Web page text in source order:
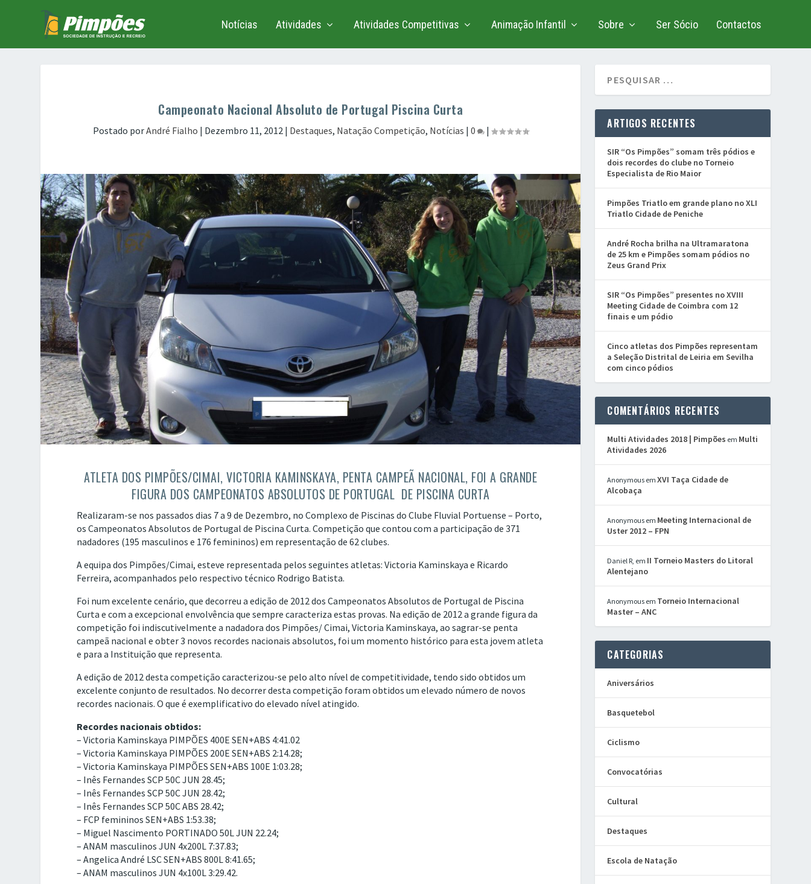
Notícias Atividades Atividades Competitivas Animação Infantil Sobre Ser Sócio Contactos
Campeonato Nacional Absoluto de Portugal Piscina Curta
Postado porAndré Fialho | Dezembro 11, 2012| Destaques, Natação Competição, Notícias | 0 |
ATLETA DOS PIMPÕES/CIMAI, VICTORIA KAMINSKAYA, PENTA CAMPEÃ NACIONAL, FOI A GRANDE
FIGURA DOS CAMPEONATOS ABSOLUTOS DE PORTUGAL DE PISCINA CURTA
Realizaram-se nos passados dias 7 a 9 de Dezembro, no Complexo de Piscinas do Clube Fluvial Portuense – Porto,
os Campeonatos Absolutos de Portugal de Piscina Curta. Competição que contou com a participação de 371
nadadores (195 masculinos e 176 femininos) em representação de 62 clubes.
A equipa dos Pimpões/Cimai, esteve representada pelos seguintes atletas: Victoria Kaminskaya e Ricardo
Ferreira, acompanhados pelo respectivo técnico Rodrigo Batista.
Foi num excelente cenário, que decorreu a edição de 2012 dos Campeonatos Absolutos de Portugal de Piscina
Curta e com a excepcional envolvência que sempre caracteriza estas provas. Na edição de 2012 a grande figura da
competição foi indiscutivelmente a nadadora dos Pimpões/ Cimai, Victoria Kaminskaya, ao sagrar-se penta
campeã nacional e obter 3 novos recordes nacionais absolutos, foi um momento histórico para esta jovem atleta
e para a Instituição que representa.
A edição de 2012 desta competição caracterizou-se pelo alto nível de competitividade, tendo sido obtidos um
excelente conjunto de resultados. No decorrer desta competição foram obtidos um elevado número de novos
recordes nacionais. O que é exemplificativo do elevado nível atingido.
Recordes nacionais obtidos:
– Victoria Kaminskaya PIMPÕES 400E SEN+ABS 4:41.02
– Victoria Kaminskaya PIMPÕES 200E SEN+ABS 2:14.28;
– Victoria Kaminskaya PIMPÕES SEN+ABS 100E 1:03.28;
– Inês Fernandes SCP 50C JUN 28.45;
– Inês Fernandes SCP 50C JUN 28.42;
– Inês Fernandes SCP 50C ABS 28.42;
– FCP femininos SEN+ABS 1:53.38;
– Miguel Nascimento PORTINADO 50L JUN 22.24;
– ANAM masculinos JUN 4x200L 7:37.83;
– Angelica André LSC SEN+ABS 800L 8:41.65;
– ANAM masculinos JUN 4x100L 3:29.42.
ARTIGOS RECENTES
SIR “Os Pimpões” somam três pódios e
dois recordes do clube no Torneio
Especialista de Rio Maior
Pimpões Triatlo em grande plano no XLI
Triatlo Cidade de Peniche
André Rocha brilha na Ultramaratona
de 25 km e Pimpões somam pódios no
Zeus Grand Prix
SIR “Os Pimpões” presentes no XVIII
Meeting Cidade de Coimbra com 12
finais e um pódio
Cinco atletas dos Pimpões representam
a Seleção Distrital de Leiria em Sevilha
com cinco pódios
COMENTÁRIOS RECENTES
Multi Atividades 2018 | Pimpões em Multi
Atividades 2026
Anonymous emXVI Taça Cidade de
Alcobaça
Anonymous em Meeting Internacional de
Uster 2012 – FPN
Daniel R, em II Torneio Masters do Litoral
Alentejano
Anonymous em Torneio Internacional
Master – ANC
CATEGORIAS
Aniversários
Basquetebol
Ciclismo
Convocatórias
Cultural
Destaques
Escola de Natação